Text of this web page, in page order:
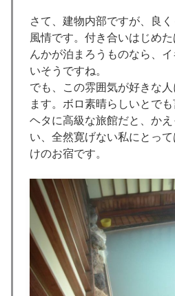
さて、建物内部ですが、良
風情です。付き合いはじめ
んかが泊まろうものなら、
いそうですね。
でも、この雰囲気が好きな
ます。ボロ素晴らしいとでも
ヘタに高級な旅館だと、か
い、全然寛げない私にとっ
けのお宿です。